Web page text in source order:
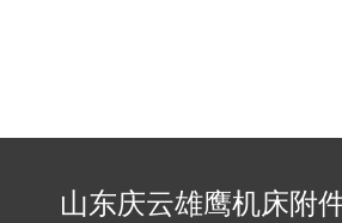
山东庆云雄鹰机床附